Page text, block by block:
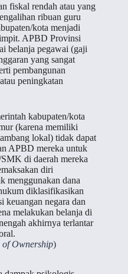
fiskal rendah atau yang
ribuan guru
kota menjadi
APBD Provinsi
belanja pegawai (gaji
yang sangat
pembangunan
peningkatan
kabupaten/kota
(karena memiliki
lokal) tidak dapat
APBD mereka untuk
di daerah mereka
diri
menggunakan dana
diklasifikasikan
keuangan negara dan
melakukan belanja di
akhirnya terlantar
of Ownership)